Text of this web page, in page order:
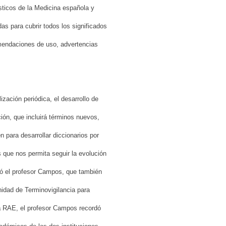
de la Medicina española y
para cubrir todos los significados
de uso, advertencias
periódica, el desarrollo de
que incluirá términos nuevos,
para desarrollar diccionarios por
nos permita seguir la evolución
el profesor Campos, que también
de Terminovigilancia para
el profesor Campos recordó